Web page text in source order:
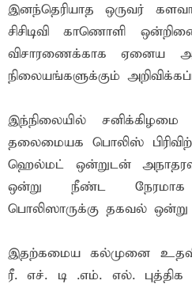
இனந்தெரியாத ஒருவர்
சிசிடிவி காணொளி
விசாரணைக்காக ஏனைய
நிலையங்களுக்கும்
இந்நிலையில்
தலைமையக பொலிஸ்
ஹெல்மட் ஒன்றுடன்
ஒன்று நீண்ட நேரமாக
பொலிஸாருக்கு தகவல் ஒன்று
இதற்கமைய கல்முனை
ரீ. எச். டி .எம். எல்.